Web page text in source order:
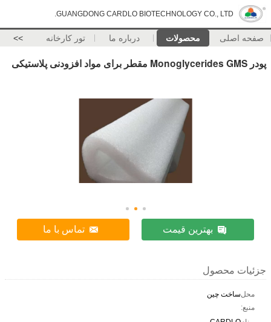
GUANGDONG CARDLO BIOTECHNOLOGY CO., LTD.
صفحه اصلی محصولات درباره ما تور کارخانه >>
پودر Monoglycerides GMS مقطر برای مواد افزودنی پلاستیکی
بهترین قیمت تماس با ما
جزئیات محصول
محل
منبع:
ساخت چین